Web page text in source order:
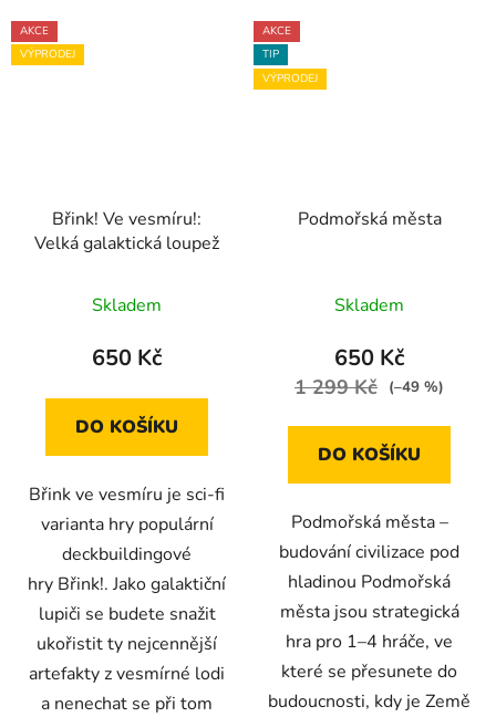
AKCE
VÝPRODEJ
Břink! Ve vesmíru!:
Velká galaktická loupež
Skladem
650 Kč
DO KOŠÍKU
Břink ve vesmíru je sci-fi
varianta hry populární
deckbuildingové
hry Břink!. Jako galaktiční
lupiči se budete snažit
ukořistit ty nejcennější
artefakty z vesmírné lodi
a nenechat se při tom
AKCE
TIP
VÝPRODEJ
Podmořská města
Skladem
650 Kč
1 299 Kč (–49 %)
DO KOŠÍKU
Podmořská města –
budování civilizace pod
hladinou Podmořská
města jsou strategická
hra pro 1–4 hráče, ve
které se přesunete do
budoucnosti, kdy je Země